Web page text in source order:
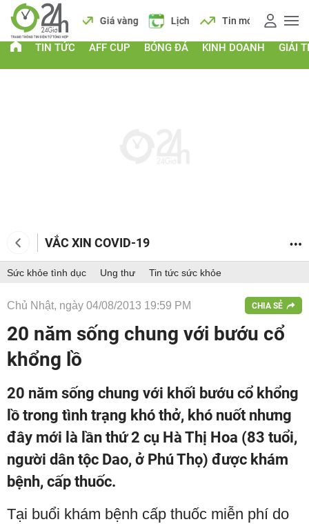
Giá vàng Lịch Tin mới
TIN TỨC AFF CUP BÓNG ĐÁ KINH DOANH GIẢI
VẮC XIN COVID-19
Sức khỏe tình dục Ung thư Tin tức sức khỏe
Chủ Nhật, ngày 04/08/2013 19:59 PM CHIA SẺ
20 năm sống chung với bướu cổ
khổng lồ
20 năm sống chung với khối bướu cổ khổng
lồ trong tình trạng khó thở, khó nuốt nhưng
đây mới là lần thứ 2 cụ Hà Thị Hoa (83 tuổi,
người dân tộc Dao, ở Phú Thọ) được khám
bệnh, cấp thuốc.
Tại buổi khám bệnh cấp thuốc miễn phí do